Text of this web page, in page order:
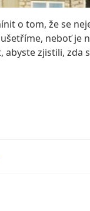
o tom, že se
neboť je
abyste zjistili,